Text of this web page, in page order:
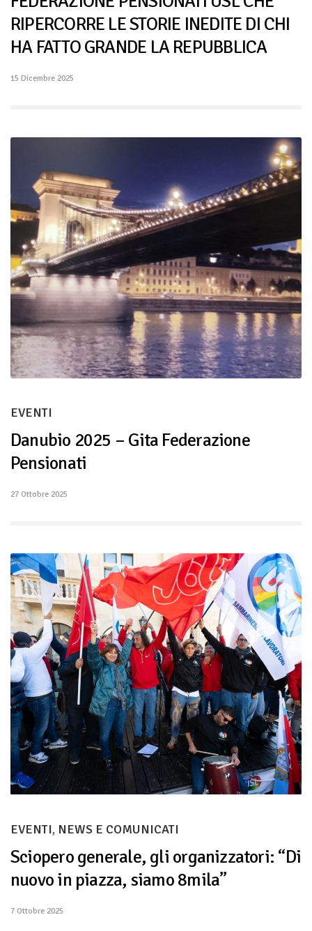
RIPERCORRE LE STORIE INEDITE DI CHI
HA FATTO GRANDE LA REPUBBLICA
15 Dicembre 2025
EVENTI
Danubio 2025 – Gita Federazione
Pensionati
27 Ottobre 2025
EVENTI, NEWS E COMUNICATI
Sciopero generale, gli organizzatori: “Di
nuovo in piazza, siamo 8mila”
7 Ottobre 2025